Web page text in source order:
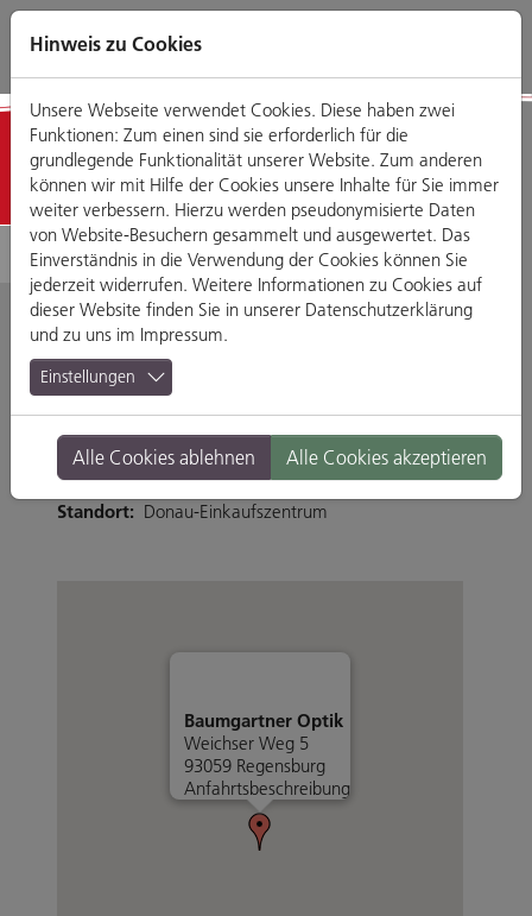
Direkt
zum
Zum
Hauptmenü
Zum
Footermenü
Zur
Website-
Geschäfte
Baumgartner Optik
Weichser Weg 5, 93059 Regensburg
Tel. 0941 46431-0
Branche:Dienstleistungen
Standort: Donau-Einkaufszentrum
Baumgartner Optik
Weichser Weg 5
93059 Regensburg
Anfahrtsbeschreibung
Hinweis zu Cookies
Unsere Webseite verwendet Cookies. Diese haben zwei
Funktionen: Zum einen sind sie erforderlich für die
grundlegende Funktionalität unserer Website. Zum anderen
können wir mit Hilfe der Cookies unsere Inhalte für Sie immer
weiter verbessern. Hierzu werden pseudonymisierte Daten
von Website-Besuchern gesammelt und ausgewertet. Das
Einverständnis in die Verwendung der Cookies können Sie
jederzeit widerrufen. Weitere Informationen zu Cookies auf
dieser Website finden Sie in unserer Datenschutzerklärung
und zu uns im Impressum.
Einstellungen
Alle Cookies ablehnen Alle Cookies akzeptieren